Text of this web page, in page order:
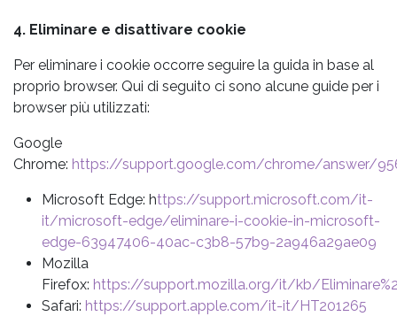
4. Eliminare e disattivare cookie
Per eliminare i cookie occorre seguire la guida in base al
proprio browser. Qui di seguito ci sono alcune guide per i
browser più utilizzati:
Google
Chrome: https://support.google.com/chrome/answer/
Microsoft Edge: https://support.microsoft.com/it-
it/microsoft-edge/eliminare-i-cookie-in-microsoft-
edge-63947406-40ac-c3b8-57b9-2a946a29ae09
Mozilla
Firefox: https://support.mozilla.org/it/kb/
Safari: https://support.apple.com/it-it/HT201265